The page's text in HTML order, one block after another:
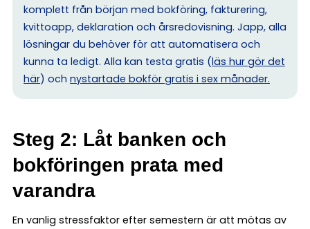
komplett från början med bokföring, fakturering,
kvittoapp, deklaration och årsredovisning. Japp, alla
lösningar du behöver för att automatisera och
kunna ta ledigt. Alla kan testa gratis (läs hur gör det
här) och nystartade bokför gratis i sex månader.
Steg 2: Låt banken och
bokföringen prata med
varandra
En vanlig stressfaktor efter semestern är att mötas av